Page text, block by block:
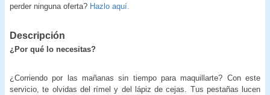
perder ninguna oferta? Hazlo aquí.
Descripción
¿Por qué lo necesitas?
¿Corriendo por las mañanas sin tiempo para maquillarte? Con este
servicio, te olvidas del rímel y del lápiz de cejas. Tus pestañas lucen